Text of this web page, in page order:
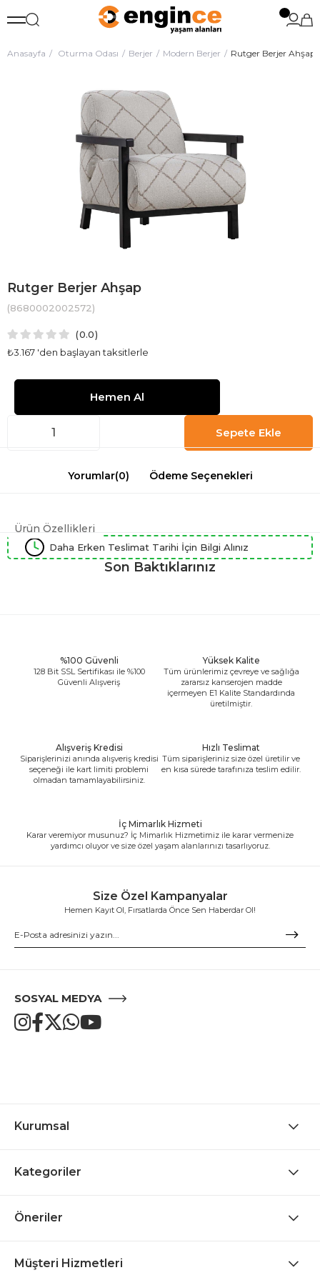
Anasayfa Oturma Odası Berjer Modern Berjer Rutger Berjer Ahşap
Rutger Berjer Ahşap
(8680002002572)
0.0
₺3.167 'den başlayan taksitlerle
Yorumlar(0) Ödeme Seçenekleri
Ürün Özellikleri
Daha Erken Teslimat Tarihi İçin Bilgi Alınız
Son Baktıklarınız
%100 Güvenli
128 Bit SSL Sertifikası ile %100
Güvenli Alışveriş
Yüksek Kalite
Tüm ürünlerimiz çevreye ve sağlığa
zararsız kanserojen madde
içermeyen E1 Kalite Standardında
üretilmiştir.
Alışveriş Kredisi
Siparişlerinizi anında alışveriş kredisi
seçeneği ile kart limiti problemi
olmadan tamamlayabilirsiniz.
Hızlı Teslimat
Tüm siparişleriniz size özel üretilir ve
en kısa sürede tarafınıza teslim edilir.
İç Mimarlık Hizmeti
Karar veremiyor musunuz? İç Mimarlık Hizmetimiz ile karar vermenize
yardımcı oluyor ve size özel yaşam alanlarınızı tasarlıyoruz.
Size Özel Kampanyalar
Hemen Kayıt Ol, Fırsatlarda Önce Sen Haberdar Ol!
SOSYAL MEDYA
Kurumsal
Kategoriler
Öneriler
Müşteri Hizmetleri